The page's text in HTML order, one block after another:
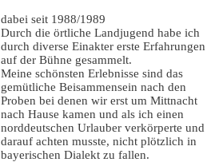
dabei seit 1988/1989
Durch die örtliche Landjugend habe ich
durch diverse Einakter erste Erfahrungen
auf der Bühne gesammelt.
Meine schönsten Erlebnisse sind das
gemütliche Beisammensein nach den
Proben bei denen wir erst um Mittnacht
nach Hause kamen und als ich einen
norddeutschen Urlauber verkörperte und
darauf achten musste, nicht plötzlich in
bayerischen Dialekt zu fallen.